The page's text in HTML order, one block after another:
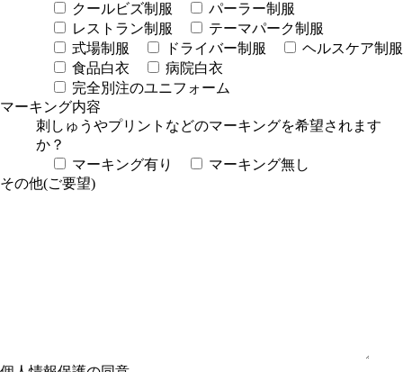
クールビズ制服
パーラー制服
レストラン制服
テーマパーク制服
式場制服
ドライバー制服
ヘルスケア制服
食品白衣
病院白衣
完全別注のユニフォーム
マーキング内容
刺しゅうやプリントなどのマーキングを希望されます
か？
マーキング有り
マーキング無し
その他(ご要望)